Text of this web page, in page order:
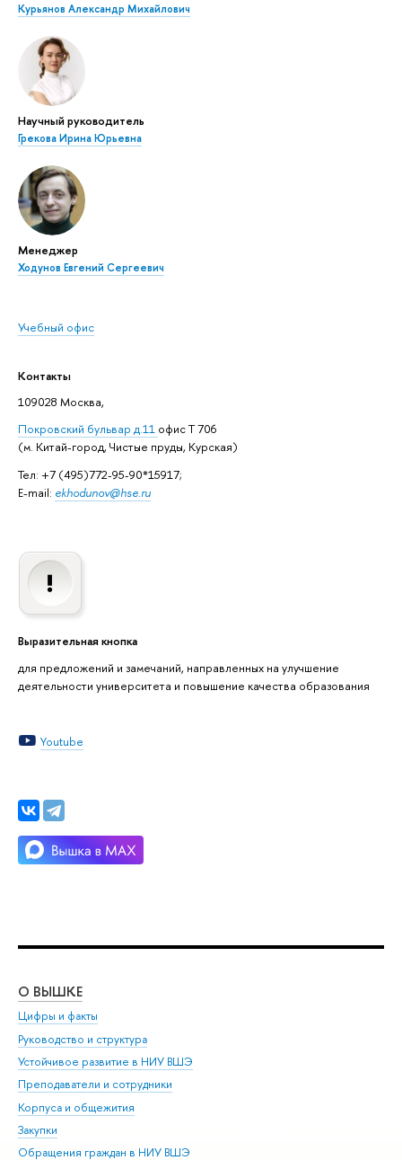
Курьянов Александр Михайлович
Научный руководитель
Грекова Ирина Юрьевна
Менеджер
Ходунов Евгений Сергеевич
Учебный офис
Контакты
109028 Москва,
Покровский бульвар д.11 офис Т 706
(м. Китай-город, Чистые пруды, Курская)
Тел: +7 (495)772-95-90*15917;
E-mail: ekhodunov@hse.ru
Выразительная кнопка
для предложений и замечаний, направленных на улучшение
деятельности университета и повышение качества образования
Youtube
О ВЫШКЕ
Цифры и факты
Руководство и структура
Устойчивое развитие в НИУ ВШЭ
Преподаватели и сотрудники
Корпуса и общежития
Закупки
Обращения граждан в НИУ ВШЭ